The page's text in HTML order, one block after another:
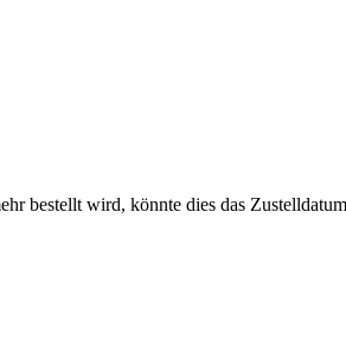
bestellt wird, könnte dies das